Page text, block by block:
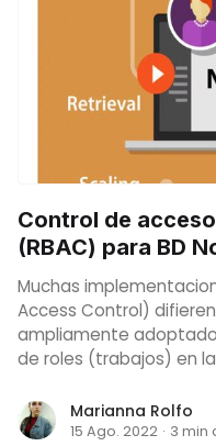
Control de
(RBAC) para BD
Muchas
Access Control)
ampliamente
de roles (trabajos) en la
Marianna Rolfo
15 Ago. 2022 · 3 min